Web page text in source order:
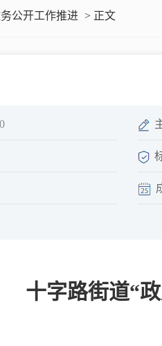
业单位信 依申请公开
图说莒南
公开工作推进 > 正文
十字路街道“